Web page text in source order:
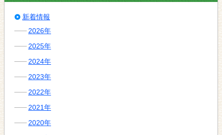
新着情報
2026年
2025年
2024年
2023年
2022年
2021年
2020年